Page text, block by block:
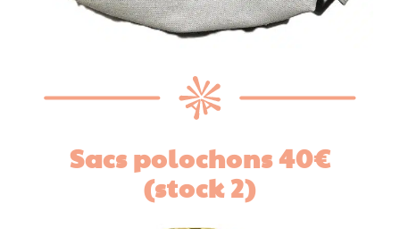
Sacs polochons 40€
(stock 2)